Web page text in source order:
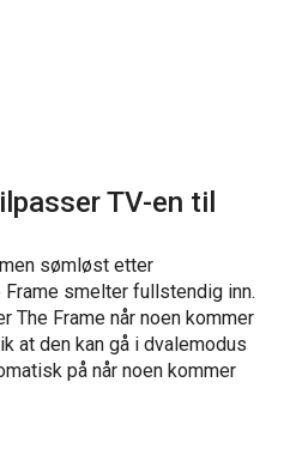
TV-en til
sømløst etter
smelter fullstendig inn.
The Frame når noen kommer
at den kan gå i dvalemodus
på når noen kommer